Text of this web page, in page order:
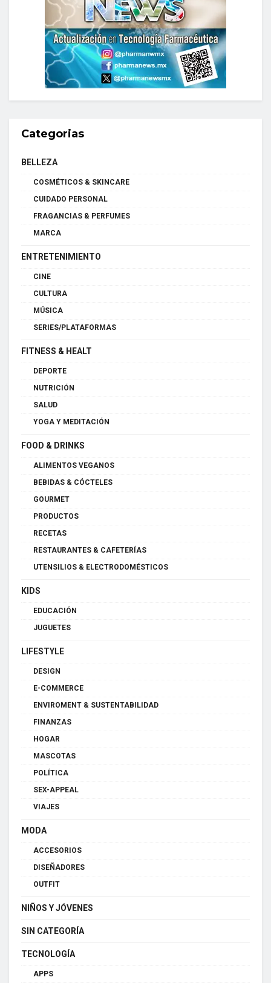
Categorias
BELLEZA
COSMÉTICOS & SKINCARE
CUIDADO PERSONAL
FRAGANCIAS & PERFUMES
MARCA
ENTRETENIMIENTO
CINE
CULTURA
MÚSICA
SERIES/PLATAFORMAS
FITNESS & HEALT
DEPORTE
NUTRICIÓN
SALUD
YOGA Y MEDITACIÓN
FOOD & DRINKS
ALIMENTOS VEGANOS
BEBIDAS & CÓCTELES
GOURMET
PRODUCTOS
RECETAS
RESTAURANTES & CAFETERÍAS
UTENSILIOS & ELECTRODOMÉSTICOS
KIDS
EDUCACIÓN
JUGUETES
LIFESTYLE
DESIGN
E-COMMERCE
ENVIROMENT & SUSTENTABILIDAD
FINANZAS
HOGAR
MASCOTAS
POLÍTICA
SEX-APPEAL
VIAJES
MODA
ACCESORIOS
DISEÑADORES
OUTFIT
NIÑOS Y JÓVENES
SIN CATEGORÍA
TECNOLOGÍA
APPS